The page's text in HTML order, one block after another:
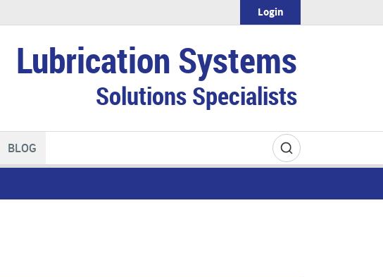
Lubrication Systems
Solutions Specialists
Login
BLOG